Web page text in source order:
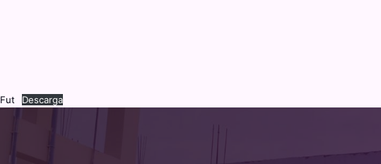
Fut Descarga